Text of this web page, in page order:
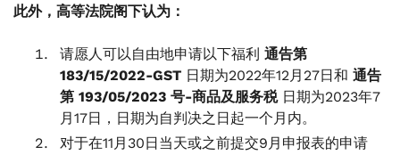
此外，高等法院阁下认为：
请愿人可以自由地申请以下福利 通告第
183/15/2022-GST 日期为2022年12月27日和 通告
第 193/05/2023 号-商品及服务税日期为2023年7
月17日，日期为自判决之日起一个月内。
对于在11月30日当天或之前提交9月申报表的申请